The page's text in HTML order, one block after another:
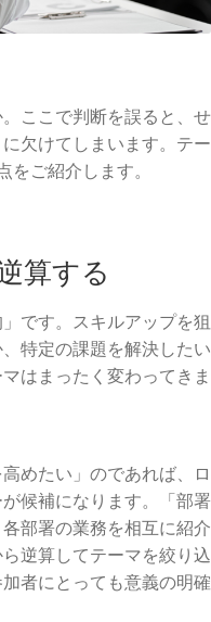
ここで判断を誤ると、せ
欠けてしまいます。テー
ご紹介します。
算する
です。スキルアップを狙
特定の課題を解決したい
はまったく変わってきま
めたい」のであれば、ロ
候補になります。「部署
部署の業務を相互に紹介
逆算してテーマを絞り込
者にとっても意義の明確